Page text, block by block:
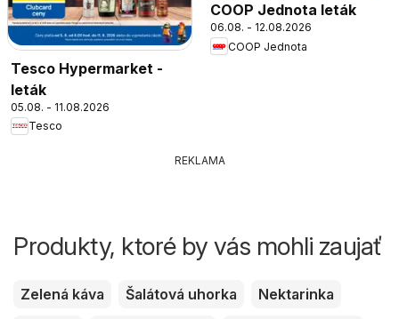
Tesco Hypermarket -
leták
05.08. - 11.08.2026
Tesco
COOP Jednota leták
06.08. - 12.08.2026
COOP Jednota
REKLAMA
Produkty, ktoré by vás mohli zaujať
Zelená káva Šalátová uhorka
Nektarinka